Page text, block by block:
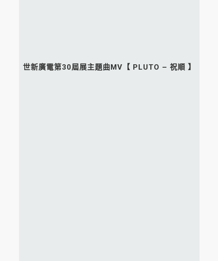
世新廣電第30屆展主題曲MV【 PLUTO – 祝順 】